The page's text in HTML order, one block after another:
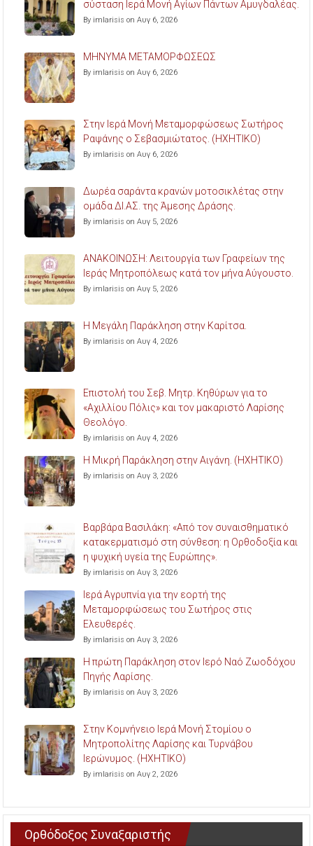
σύσταση Ιερά Μονή Αγίων Πάντων Αμυγδαλέας.
By imlarisis on Αυγ 6, 2026
ΜΗΝΥΜΑ ΜΕΤΑΜΟΡΦΩΣΕΩΣ
By imlarisis on Αυγ 6, 2026
Στην Ιερά Μονή Μεταμορφώσεως Σωτήρος
Ραψάνης ο Σεβασμιώτατος. (ΗΧΗΤΙΚΟ)
By imlarisis on Αυγ 6, 2026
Δωρέα σαράντα κρανών μοτοσικλέτας στην
ομάδα ΔΙ.ΑΣ. της Άμεσης Δράσης.
By imlarisis on Αυγ 5, 2026
ΑΝΑΚΟΙΝΩΣΗ: Λειτουργία των Γραφείων της
Ιεράς Μητροπόλεως κατά τον μήνα Αύγουστο.
By imlarisis on Αυγ 5, 2026
Η Μεγάλη Παράκληση στην Καρίτσα.
By imlarisis on Αυγ 4, 2026
Επιστολή του Σεβ. Μητρ. Κηθύρων για το
«Αχιλλίου Πόλις» και τον μακαριστό Λαρίσης
Θεολόγο.
By imlarisis on Αυγ 4, 2026
Η Μικρή Παράκληση στην Αιγάνη. (ΗΧΗΤΙΚΟ)
By imlarisis on Αυγ 3, 2026
Βαρβάρα Βασιλάκη: «Από τον συναισθηματικό
κατακερματισμό στη σύνθεση: η Ορθοδοξία και
η ψυχική υγεία της Ευρώπης».
By imlarisis on Αυγ 3, 2026
Ιερά Αγρυπνία για την εορτή της
Μεταμορφώσεως του Σωτήρος στις
Ελευθερές.
By imlarisis on Αυγ 3, 2026
Η πρώτη Παράκληση στον Ιερό Ναό Ζωοδόχου
Πηγής Λαρίσης.
By imlarisis on Αυγ 3, 2026
Στην Κομνήνειο Ιερά Μονή Στομίου ο
Μητροπολίτης Λαρίσης και Τυρνάβου
Ιερώνυμος. (ΗΧΗΤΙΚΟ)
By imlarisis on Αυγ 2, 2026
Ορθόδοξος Συναξαριστής